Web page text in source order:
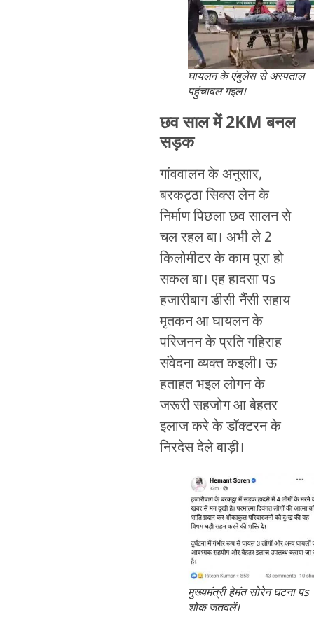
घायलन के एंबुलेंस से अस्पताल
पहुंचावल गइल।
छव साल में 2KM बनल
सड़क
गांववालन के अनुसार,
बरकट्ठा सिक्स लेन के
निर्माण पिछला छव सालन से
चल रहल बा। अभी ले 2
किलोमीटर के काम पूरा हो
सकल बा। एह हादसा पs
हजारीबाग डीसी नैंसी सहाय
मृतकन आ घायलन के
परिजनन के प्रति गहिराह
संवेदना व्यक्त कइली। ऊ
हताहत भइल लोगन के
जरूरी सहजोग आ बेहतर
इलाज करे के डॉक्टरन के
निरदेस देले बाड़ी।
मुख्यमंत्री हेमंत सोरेन घटना पs
शोक जतवलें।